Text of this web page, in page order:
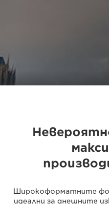
Широкоформатните
идеални за днешните